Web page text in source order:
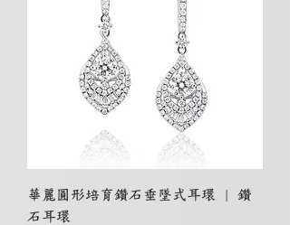
華麗圓形培育鑽石垂墜式耳環 | 鑽
石耳環